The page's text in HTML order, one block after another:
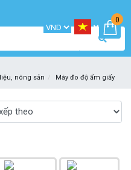
0
nông sản
Máy đo độ ẩm giấy